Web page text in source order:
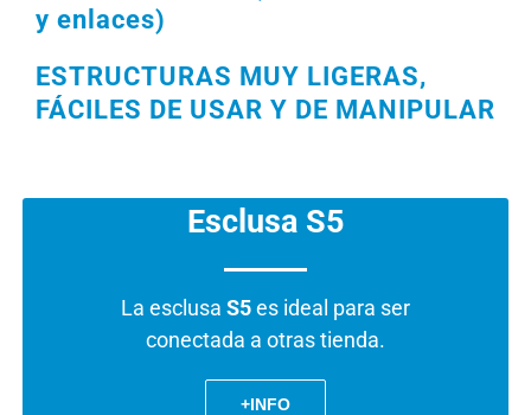
y enlaces)
ESTRUCTURAS MUY LIGERAS,
FÁCILES DE USAR Y DE MANIPULAR
Esclusa S5
La esclusa S5es ideal para ser
conectada a otras tienda.
+INFO